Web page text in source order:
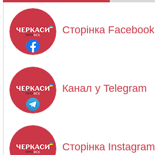
Сторінка Facebook
Канал у Telegram
Сторінка Instagram